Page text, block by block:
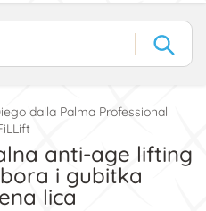
dalla Palma Professional
anti-age lifting
i gubitka
lica